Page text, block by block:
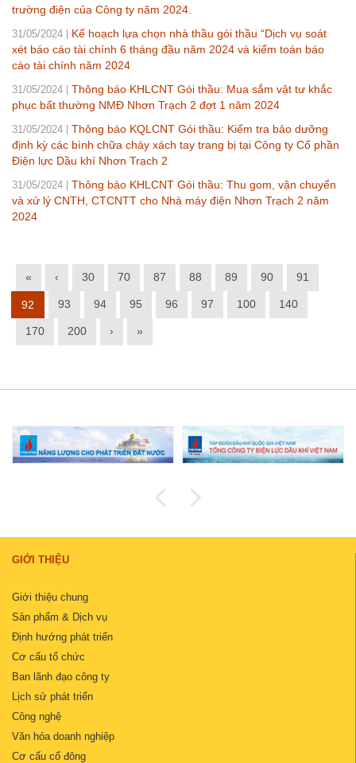
trường điện của Công ty năm 2024.
31/05/2024
Kế hoạch lựa chọn nhà thầu gói thầu “Dịch vụ soát
xét báo cáo tài chính 6 tháng đầu năm 2024 và kiểm toán báo
cáo tài chính năm 2024
31/05/2024
Thông báo KHLCNT Gói thầu: Mua sắm vật tư khắc
phục bất thường NMĐ Nhơn Trạch 2 đợt 1 năm 2024
31/05/2024
Thông báo KQLCNT Gói thầu: Kiểm tra bảo dưỡng
định kỳ các bình chữa cháy xách tay trang bị tại Công ty Cổ phần
Điện lực Dầu khí Nhơn Trạch 2
31/05/2024
Thông báo KHLCNT Gói thầu: Thu gom, vận chuyển
và xử lý CNTH, CTCNTT cho Nhà máy điện Nhơn Trạch 2 năm
2024
« ‹ 30 70 87 88 89 90 91
92 93 94 95 96 97 100 140
170 200 › »
GIỚI THIỆU
Giới thiệu chung
Sản phẩm & Dịch vụ
Định hướng phát triển
Cơ cấu tổ chức
Ban lãnh đạo công ty
Lịch sử phát triển
Công nghệ
Văn hóa doanh nghiệp
Cơ cấu cổ đông